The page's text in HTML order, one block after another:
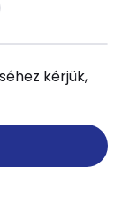
kérjük,